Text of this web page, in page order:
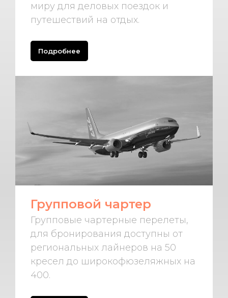
миру для деловых поездок и
путешествий на отдых.
Подробнее
Групповой чартер
Групповые чартерные перелеты,
для бронирования доступны от
региональных лайнеров на 50
кресел до широкофюзеляжных на
400.